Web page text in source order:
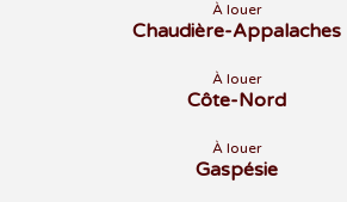
À louer
Chaudière-Appalaches
À louer
Côte-Nord
À louer
Gaspésie